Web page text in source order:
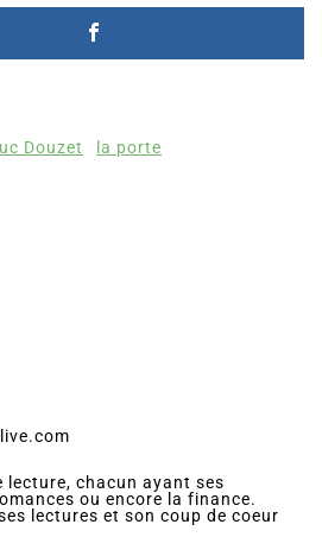
Douzet la porte
lecture, chacun ayant ses
ou encore la finance.
lectures et son coup de coeur